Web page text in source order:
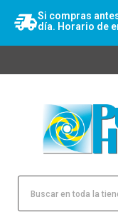
Si compras
día. Horario de